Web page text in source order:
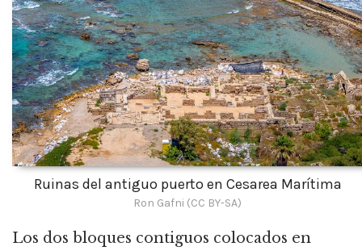
Ruinas del antiguo puerto en Cesarea Marítima
Ron Gafni (CC BY-SA)
Los dos bloques contiguos colocados en